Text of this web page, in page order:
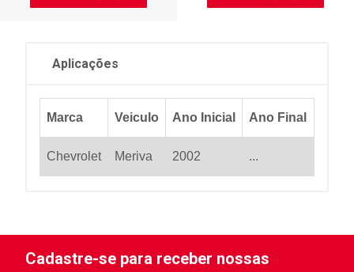
Aplicações
Marca Veiculo Ano Inicial Ano Final
Chevrolet Meriva 2002 ...
Cadastre-se para receber nossas